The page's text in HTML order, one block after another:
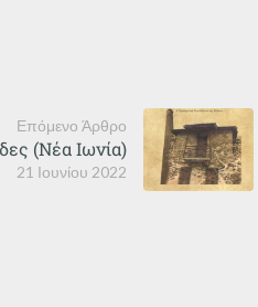
Επόμενο Άρθρο
21 Ιουνίου 2022
(Νέα Ιωνία)